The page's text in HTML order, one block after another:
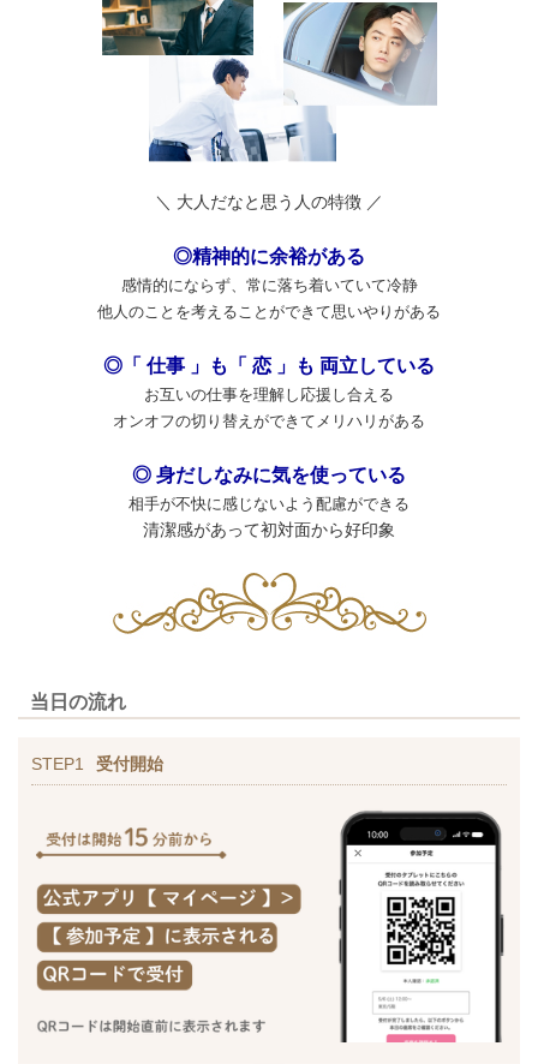
＼ 大人だなと思う人の特徴 ／
◎精神的に余裕がある
感情的にならず、常に落ち着いていて冷静
他人のことを考えることができて思いやりがある
◎「 仕事 」も「 恋 」も 両立している
お互いの仕事を理解し応援し合える
オンオフの切り替えができてメリハリがある
◎ 身だしなみに気を使っている
相手が不快に感じないよう配慮ができる
清潔感があって初対面から好印象
当日の流れ
STEP1 受付開始